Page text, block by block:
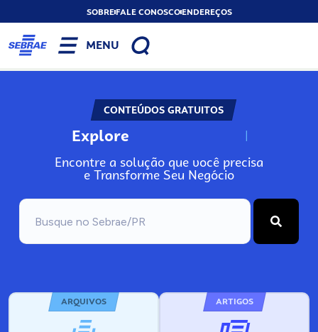
SOBREFALE CONOSCOENDEREÇOS
MENU
CONTEÚDOS GRATUITOS
Explore N
Encontre a solução que você precisa
e Transforme Seu Negócio
ARQUIVOS ARTIGOS